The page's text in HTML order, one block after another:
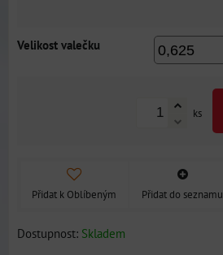
Velikost valečku
ks
Přidat k Oblíbeným Přidat do seznamu
Dostupnost: Skladem